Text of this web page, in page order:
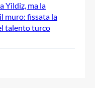
Yildiz, ma la
muro: fissata la
talento turco